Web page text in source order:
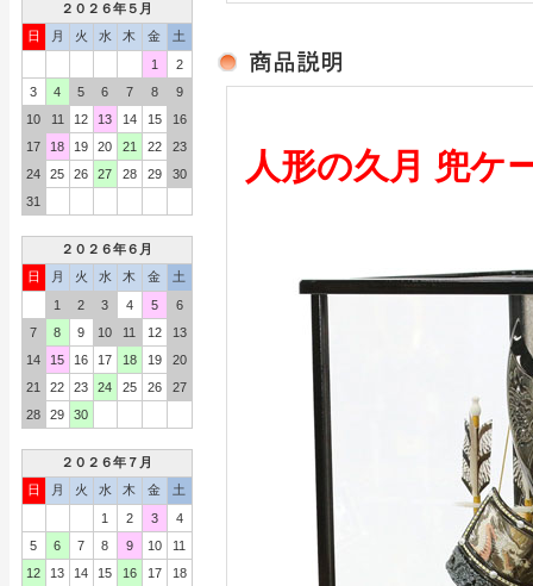
２０２６年５月
日
月 火 水 木 金
土
1
2
3
4 5 6 7 8
9
10
11 12 13 14 15
16
17
18 19 20 21 22
23
24
25 26 27 28 29
30
31
２０２６年６月
日
月 火 水 木 金
土
1
2 3 4 5
6
7
8 9 10 11 12
13
14
15 16 17 18 19
20
21
22 23 24 25 26
27
28
29 30
２０２６年７月
日
月 火 水 木 金
土
1
2 3
4
5
6 7 8 9 10
11
12
13 14 15 16 17 18
人形の久月 兜ケ